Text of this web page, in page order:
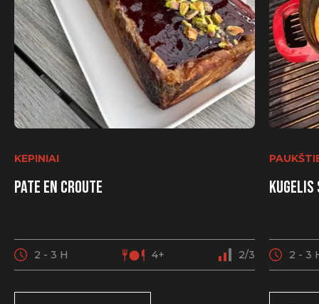
KEPINIAI
Pate en croute
2 - 3 H 4+ 2/3
Kugelis
2 - 3